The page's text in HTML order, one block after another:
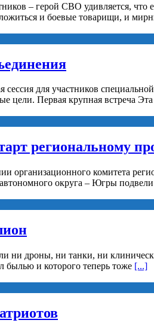
– герой СВО удивляется,
и боевые товарищи, и
для участников
цели. Первая крупная встреча
региональному
организационного комитета
округа – Югры
ни дроны, ни танки, ни
былью и которого теперь тоже [...]